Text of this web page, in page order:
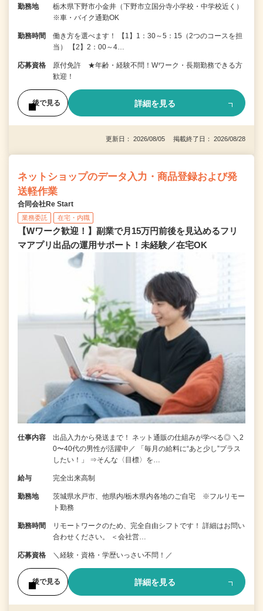
勤務地
栃木県下野市小金井（下野市立国分寺小学校・中学校近く）
※車・バイク通勤OK
勤務時間
働き方を選べます！ 【1】1：30～5：15（2つのコースを担
当） 【2】2：00～4…
応募資格
原付免許 ★年齢・経験不問！Wワーク・長期勤務できる方
歓迎！
後で見る 詳細を見る
更新日： 2026/08/05 掲載終了日： 2026/08/28
ネットショップのデータ入力・商品登録および発
送軽作業
合同会社Re Start
業務委託 在宅・内職
【Wワーク歓迎！】副業で月15万円前後を見込めるフリ
マアプリ出品の運用サポート！未経験／在宅OK
仕事内容
出品入力から発送まで！ ネット通販の仕組みが学べる◎ ＼2
0〜40代の男性が活躍中／ 「毎月の給料に“あと少し”プラス
したい！」 ⇒そんな〈目標〉を…
給与 完全出来高制
勤務地
茨城県水戸市、他県内/栃木県内各地のご自宅 ※フルリモー
ト勤務
勤務時間
リモートワークのため、完全自由シフトです！ 詳細はお問い
合わせください。 ＜会社営…
応募資格 ＼経験・資格・学歴いっさい不問！／
後で見る 詳細を見る